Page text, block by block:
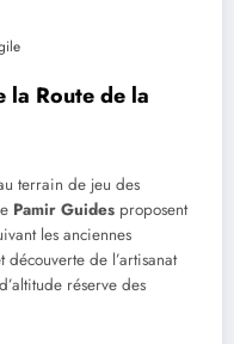
la Route de la
terrain de jeu des
Pamir Guides proposent
les anciennes
de l’artisanat
réserve des